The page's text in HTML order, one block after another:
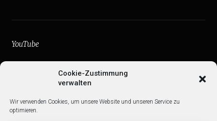
Cookie-Zustimmung
verwalten
Wir verwenden Cookies, um unsere Website und unseren Service zu
optimieren.
YouTube
Web